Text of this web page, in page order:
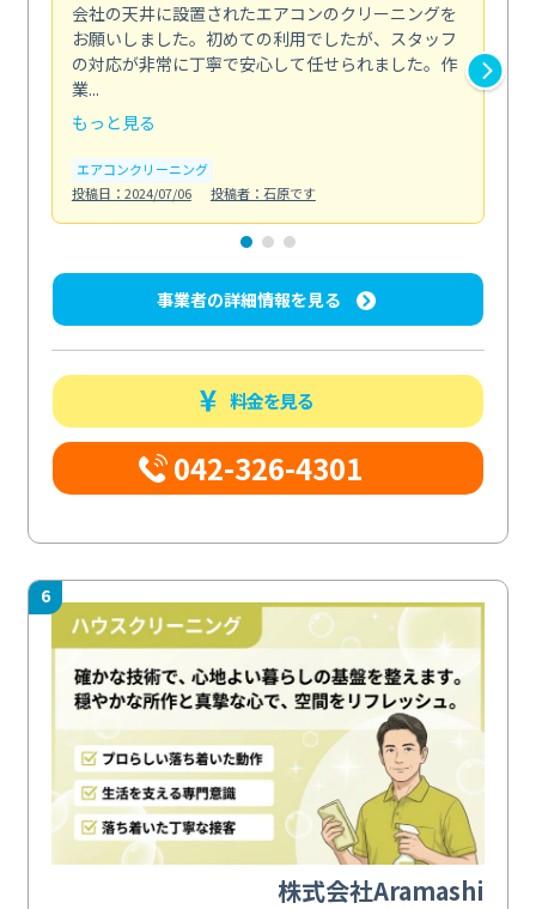
会社の天井に設置されたエアコンのクリーニングを
お願いしました。初めての利用でしたが、スタッフ
の対応が非常に丁寧で安心して任せられました。作
業...
もっと見る
エアコンクリーニング
投稿日：2024/07/06
投稿者：石原です
事業者の詳細情報を見る
料金を見る
042-326-4301
6
株式会社Aramashi